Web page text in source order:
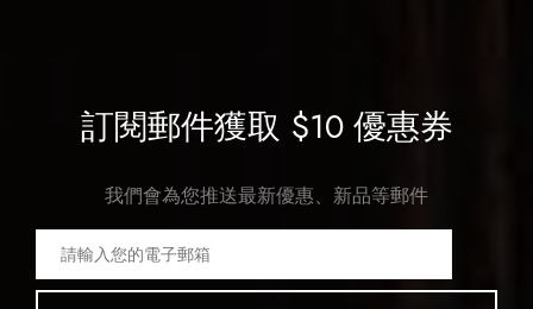
訂閱郵件獲取 $10 優惠券
我們會為您推送最新優惠、新品等郵件